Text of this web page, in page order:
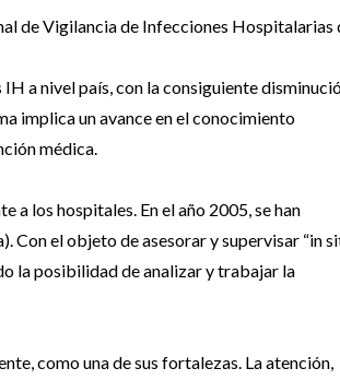
de Vigilancia de Infecciones Hospitalarias
a nivel país, con la consiguiente
implica un avance en el conocimiento
médica.
a los hospitales. En el año 2005, se han
Con el objeto de asesorar y supervisar “in
la posibilidad de analizar y trabajar la
como una de sus fortalezas. La atención,